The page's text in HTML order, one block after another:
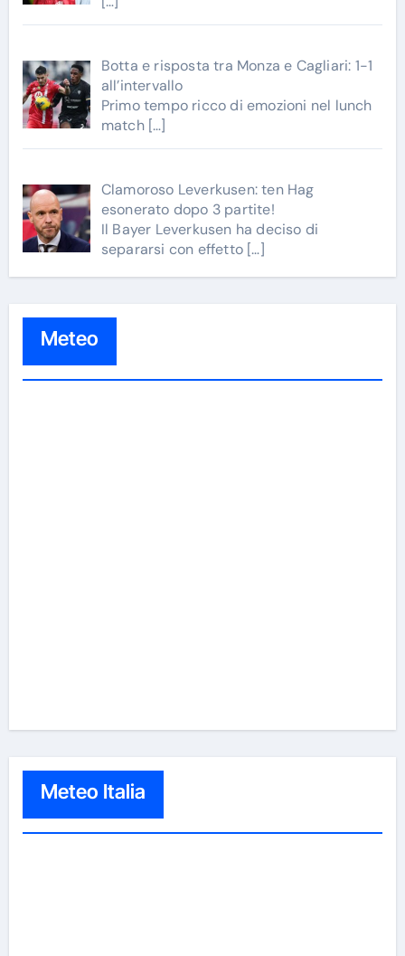
Botta e risposta tra Monza e Cagliari: 1-1
all’intervallo
Primo tempo ricco di emozioni nel lunch
match […]
Clamoroso Leverkusen: ten Hag
esonerato dopo 3 partite!
Il Bayer Leverkusen ha deciso di
separarsi con effetto […]
Meteo
Meteo Italia